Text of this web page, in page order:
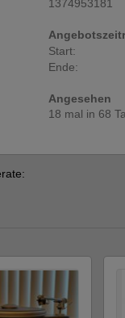
1374953181
Start:
Ende:
Angesehen
18 mal in 68